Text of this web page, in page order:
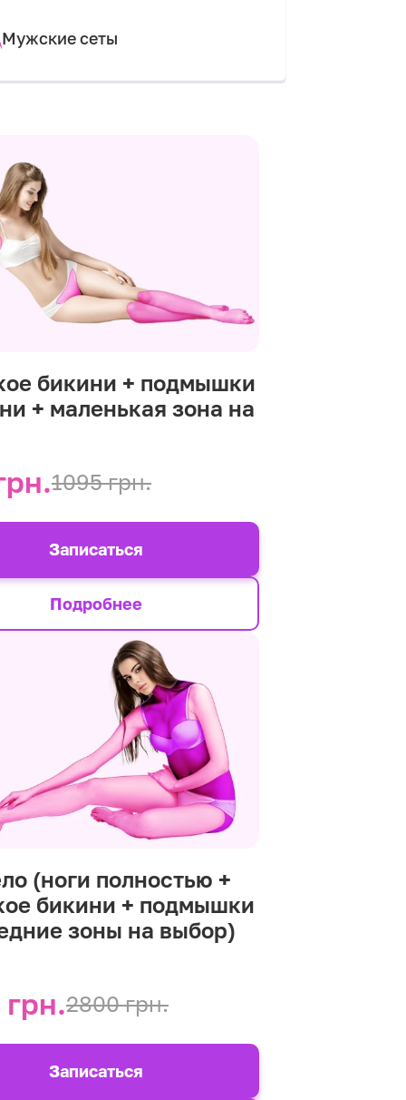
Мужские сеты
бикини + подмышки
+ маленькая зона на
1095 грн.
Подробнее
Записаться
(ноги полностью +
бикини + подмышки
зоны на выбор)
2800 грн.
Записаться